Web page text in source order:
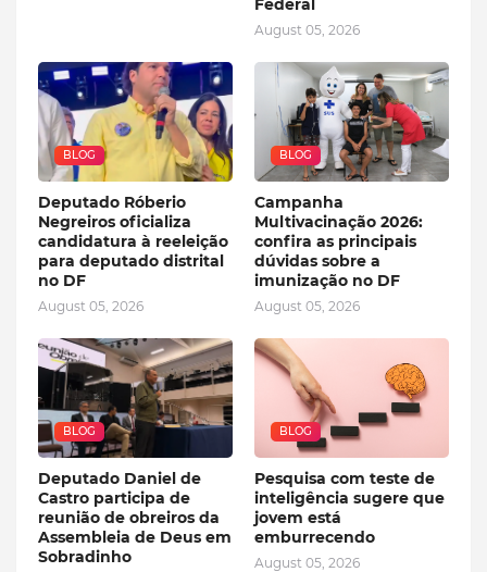
Federal
August 05, 2026
BLOG
Deputado Róberio
Negreiros oficializa
candidatura à reeleição
para deputado distrital
no DF
August 05, 2026
BLOG
Campanha
Multivacinação 2026:
confira as principais
dúvidas sobre a
imunização no DF
August 05, 2026
BLOG
Deputado Daniel de
Castro participa de
reunião de obreiros da
Assembleia de Deus em
Sobradinho
BLOG
Pesquisa com teste de
inteligência sugere que
jovem está
emburrecendo
August 05, 2026